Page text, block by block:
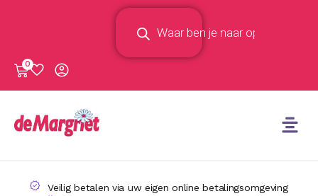
0
Veilig betalen via uw eigen online betalingsomgeving